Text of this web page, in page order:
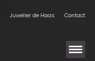
Juwelier de Haas Contact